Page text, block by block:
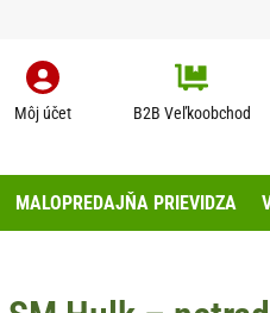
Môj účet B2B Veľkoobchod
MALOPREDAJŇA PRIEVIDZA